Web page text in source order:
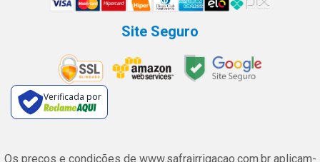
Site Seguro
Verificada por
Os preços e condições de www.safrairrigacao.com.br aplicam-